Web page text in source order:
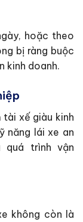
hoặc theo
bị ràng buộc
kinh doanh.
xế giàu kinh
năng lái xe an
quá trình vận
không còn là